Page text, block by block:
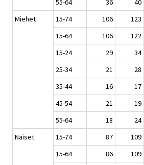
55-64
36 40
Miehet
15-74 106 123
15-64
106 122
15-24
29 34
25-34
21 28
35-44
16 17
45-54
21 19
55-64
18 24
Naiset
15-74 87 109
15-64
86 109